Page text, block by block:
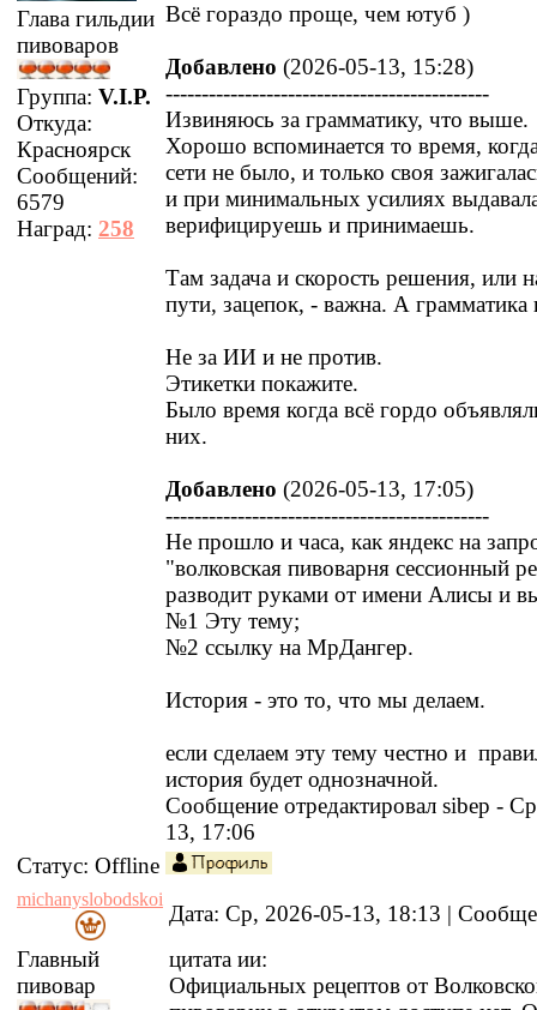
Глава гильдии
пивоваров
Группа: V.I.P.
Откуда:
Красноярск
Сообщений:
6579
Наград: 258
Всё гораздо проще, чем ютуб )
Добавлено (2026-05-13, 15:28)
---------------------------------------------
Извиняюсь за грамматику, что выше.
Хорошо вспоминается то время,
сети не было, и только своя
и при минимальных усилиях
верифицируешь и принимаешь.
Там задача и скорость решения, или
пути, зацепок, - важна. А грамматика
Не за ИИ и не против.
Этикетки покажите.
Было время когда всё гордо
них.
Добавлено (2026-05-13, 17:05)
---------------------------------------------
Не прошло и часа, как яндекс на
"волковская пивоварня сессионный
разводит руками от имени Алисы и
№1 Эту тему;
№2 ссылку на МрДангер.
История - это то, что мы делаем.
если сделаем эту тему честно и
история будет однозначной.
Сообщение отредактировал sibep -
13, 17:06
Статус: Offline
michanyslobodskoi
Дата: Ср, 2026-05-13, 18:13 |
Главный
пивовар
цитата ии:
Официальных рецептов от